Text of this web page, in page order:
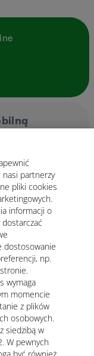
prawna
nasi partnerzy
pliki cookies
informacji o
dostosowanie
np.
wymaga
momencie
z plików
osobowych.
siedzibą w
W pewnych